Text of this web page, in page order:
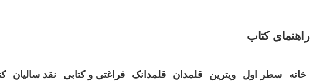
محتوا
راهنمای کتاب
خانه سطر اول ویترین قلمدان قلمدانک فراغتی و کتابی نقد سالیان